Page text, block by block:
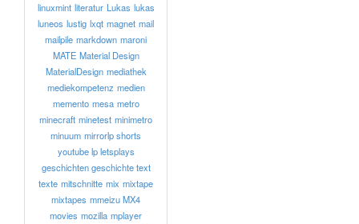
linuxmint literatur Lukas lukas
luneos lustig lxqt magnet mail
mailpile markdown maroni
MATE Material Design
MaterialDesign mediathek
mediekompetenz medien
memento mesa metro
minecraft minetest minimetro
minuum mirrorlp shorts
youtube lp letsplays
geschichten geschichte text
texte mitschnitte mix mixtape
mixtapes mmeizu MX4
movies mozilla mplayer